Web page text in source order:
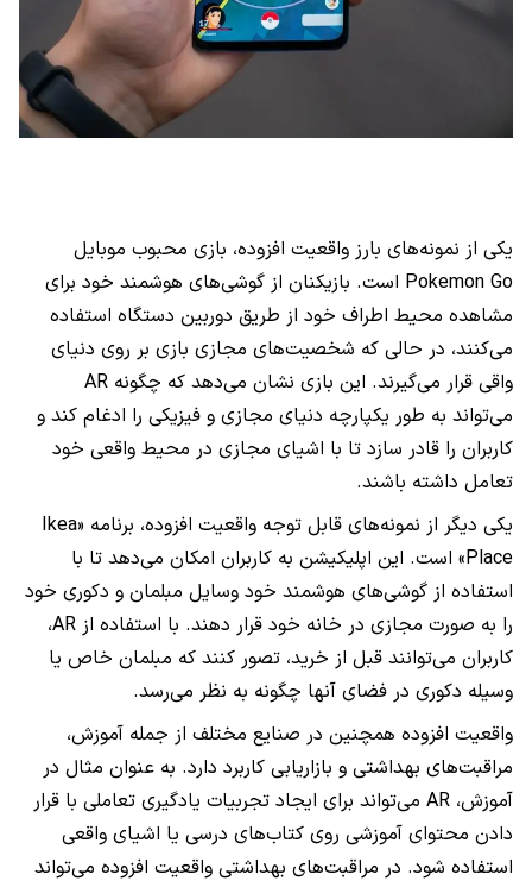
یکی از نمونه‌های بارز واقعیت افزوده، بازی محبوب موبایل
Pokemon Go است. بازیکنان از گوشی‌های هوشمند خود برای
مشاهده محیط اطراف خود از طریق دوربین دستگاه استفاده
می‌کنند، در حالی که شخصیت‌های مجازی بازی بر روی دنیای
واقی قرار می‌گیرند. این بازی نشان می‌دهد که چگونه AR
می‌تواند به طور یکپارچه دنیای مجازی و فیزیکی را ادغام کند و
کاربران را قادر سازد تا با اشیای مجازی در محیط واقعی خود
تعامل داشته باشند.
یکی دیگر از نمونه‌های قابل توجه واقعیت افزوده، برنامه «Ikea
Place» است. این اپلیکیشن به کاربران امکان می‌دهد تا با
استفاده از گوشی‌های هوشمند خود وسایل مبلمان و دکوری خود
را به صورت مجازی در خانه خود قرار دهند. با استفاده از AR،
کاربران می‌توانند قبل از خرید، تصور کنند که مبلمان خاص یا
وسیله دکوری در فضای آنها چگونه به نظر می‌رسد.
واقعیت افزوده همچنین در صنایع مختلف از جمله آموزش،
مراقبت‌های بهداشتی و بازاریابی کاربرد دارد. به عنوان مثال در
آموزش، AR می‌تواند برای ایجاد تجربیات یادگیری تعاملی با قرار
دادن محتوای آموزشی روی کتاب‌های درسی یا اشیای واقعی
استفاده شود. در مراقبت‌های بهداشتی واقعیت افزوده می‌تواند